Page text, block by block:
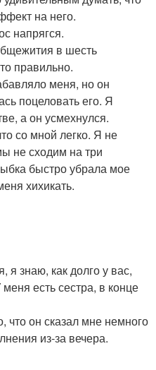
на него.
напрягся.
в шесть
правильно.
меня, но он
поцеловать его. Я
а он усмехнулся.
со мной легко. Я не
не сходим на три
быстро убрала мое
хихикать.
я знаю, как долго у вас,
есть сестра, в конце
что он сказал мне немного
из-за вечера.